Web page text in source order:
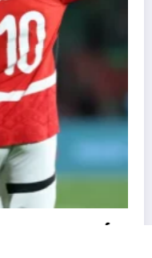
pas favoris »